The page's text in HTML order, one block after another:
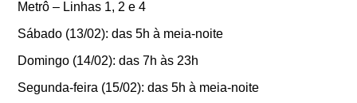
Metrô – Linhas 1, 2 e 4
Sábado (13/02): das 5h à meia-noite
Domingo (14/02): das 7h às 23h
Segunda-feira (15/02): das 5h à meia-noite